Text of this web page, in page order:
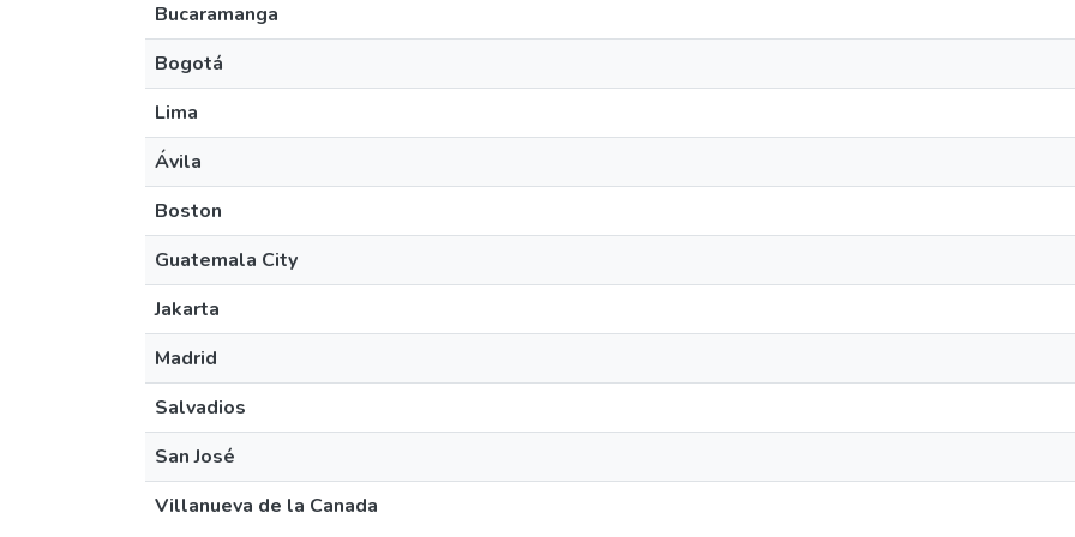
Bucaramanga
Bogotá
Lima
Ávila
Boston
Guatemala City
Jakarta
Madrid
Salvadios
San José
Villanueva de la Canada